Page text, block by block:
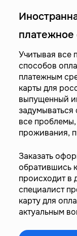
платежное
Учитывая все
способов
платежным
карты для
выпущенный
все
проживания,
Заказать
обратившись к
происходит в
специалист
карту для
актуальным